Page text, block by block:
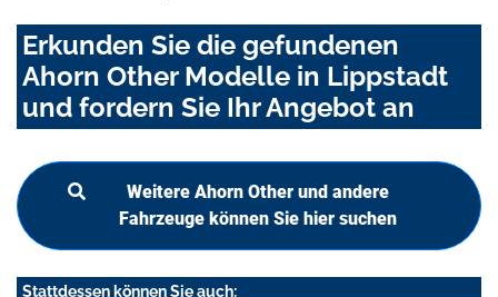
Erkunden Sie die gefundenen
Ahorn Other Modelle in Lippstadt
und fordern Sie Ihr Angebot an
Weitere Ahorn Other und andere
Fahrzeuge können Sie hier suchen
Stattdessen können Sie auch: